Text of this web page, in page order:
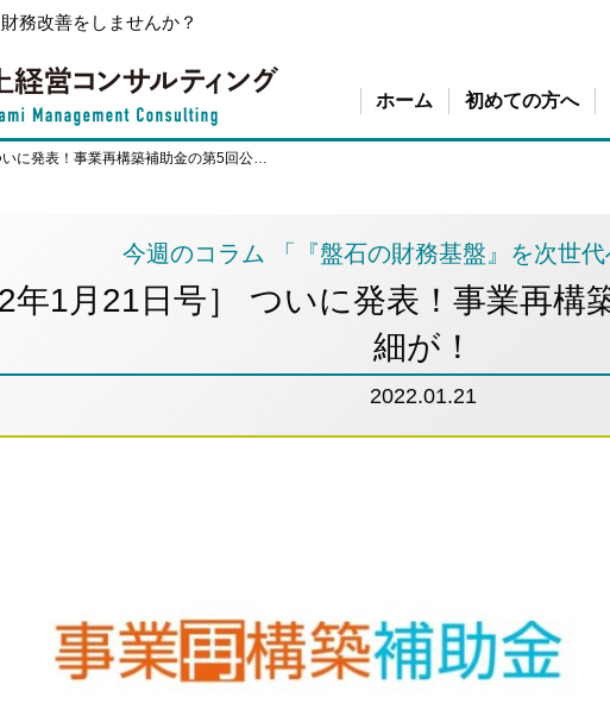
務改善をしませんか？
ホーム 初めての方へ
ついに発表！事業再構築補助金の第5回公募詳細が！
今週のコラム 「『盤石の財務基盤』を次世代
年1月21日号］ ついに発表！事業再構
細が！
2022.01.21